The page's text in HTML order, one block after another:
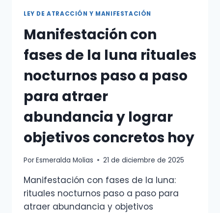
RÁPIDO
LEY DE ATRACCIÓN Y MANIFESTACIÓN
Manifestación con
fases de la luna rituales
nocturnos paso a paso
para atraer
abundancia y lograr
objetivos concretos hoy
PorEsmeralda Molias 21 de diciembre de 2025
Manifestación con fases de la luna:
rituales nocturnos paso a paso para
atraer abundancia y objetivos